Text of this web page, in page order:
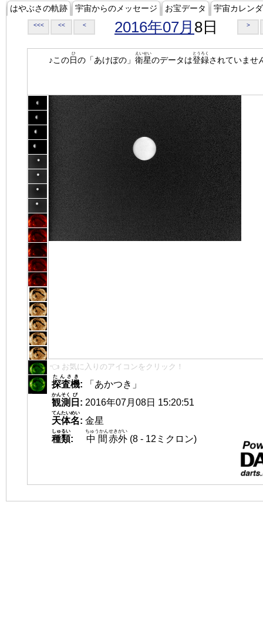
はやぶさの軌跡 宇宙からのメッセージ お宝データ 宇宙カレン
<<< << < 2016年07月 8日 >
♪この日
ひ
の「あけぼの」 衛星
えいせい
のデータは登録
とうろく
されていませ
👈 お気に入りのアイコンをクリック！
探査機
たんさき
:
「あかつき」
観測
かんそく
日
び
: 2016年07月08日 15:20:51
天体名
てんたいめい
: 金星
種類
しゅるい
: 中間
ちゅうかん
赤外
せきがい
(8 - 12ミクロン)